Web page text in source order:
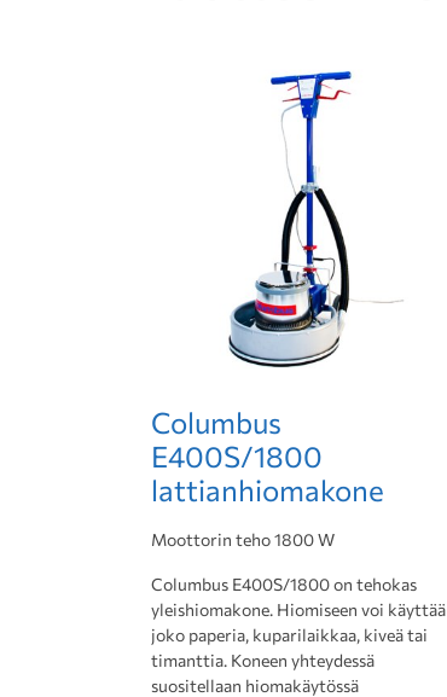
Columbus
E400S/1800
lattianhiomakone
Moottorin teho 1800 W
Columbus E400S/1800 on tehokas
yleishiomakone. Hiomiseen voi käyttää
joko paperia, kuparilaikkaa, kiveä tai
timanttia. Koneen yhteydessä
suositellaan hiomakäytössä